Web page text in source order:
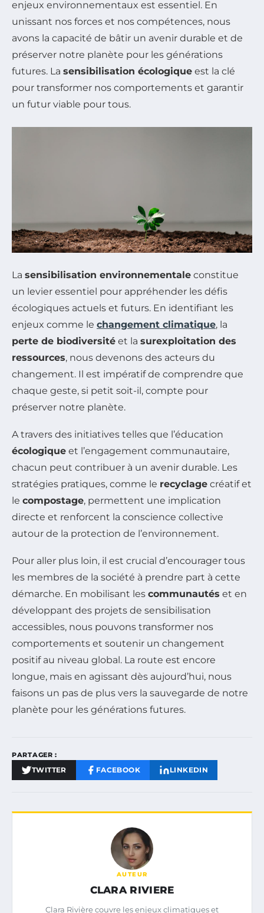
enjeux environnementaux est essentiel. En
unissant nos forces et nos compétences, nous
avons la capacité de bâtir un avenir durable et de
préserver notre planète pour les générations
futures. La sensibilisation écologique est la clé
pour transformer nos comportements et garantir
un futur viable pour tous.
La sensibilisation environnementale constitue
un levier essentiel pour appréhender les défis
écologiques actuels et futurs. En identifiant les
enjeux comme le changement climatique, la
perte de biodiversité et la surexploitation des
ressources, nous devenons des acteurs du
changement. Il est impératif de comprendre que
chaque geste, si petit soit-il, compte pour
préserver notre planète.
A travers des initiatives telles que l’éducation
écologique et l’engagement communautaire,
chacun peut contribuer à un avenir durable. Les
stratégies pratiques, comme le recyclage créatif et
le compostage, permettent une implication
directe et renforcent la conscience collective
autour de la protection de l’environnement.
Pour aller plus loin, il est crucial d’encourager tous
les membres de la société à prendre part à cette
démarche. En mobilisant les communautés et en
développant des projets de sensibilisation
accessibles, nous pouvons transformer nos
comportements et soutenir un changement
positif au niveau global. La route est encore
longue, mais en agissant dès aujourd’hui, nous
faisons un pas de plus vers la sauvegarde de notre
planète pour les générations futures.
PARTAGER :
TWITTER FACEBOOK LINKEDIN
AUTEUR
CLARA RIVIERE
Clara Rivière couvre les enjeux climatiques et